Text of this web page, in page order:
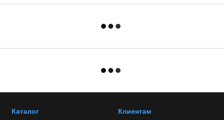
Каталог Клиентам